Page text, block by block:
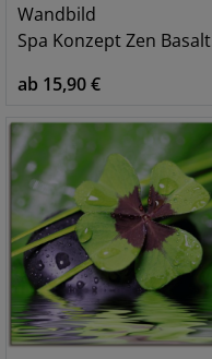
Wandbild
Spa Konzept Zen Basaltsteine
ab 15,90 €